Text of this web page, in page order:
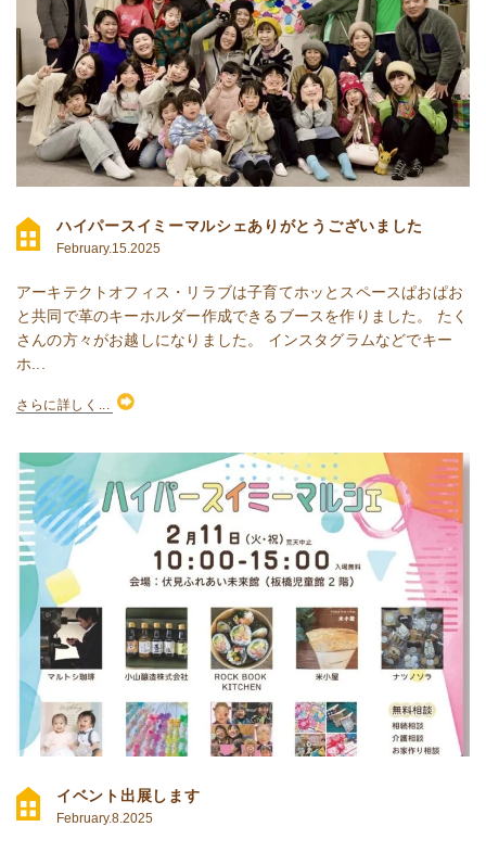
ハイパースイミーマルシェありがとうございました
February.15.2025
アーキテクトオフィス・リラブは子育てホッとスペースぱおぱお
と共同で革のキーホルダー作成できるブースを作りました。 たく
さんの方々がお越しになりました。 インスタグラムなどでキー
ホ...
さらに詳しく...
イベント出展します
February.8.2025